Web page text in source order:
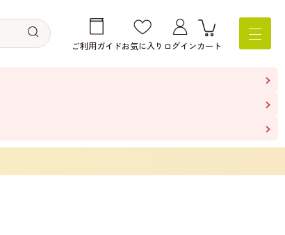
ご利用ガイドお気に入り ログインカート